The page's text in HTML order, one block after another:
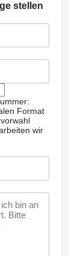
stellen
Format
wir